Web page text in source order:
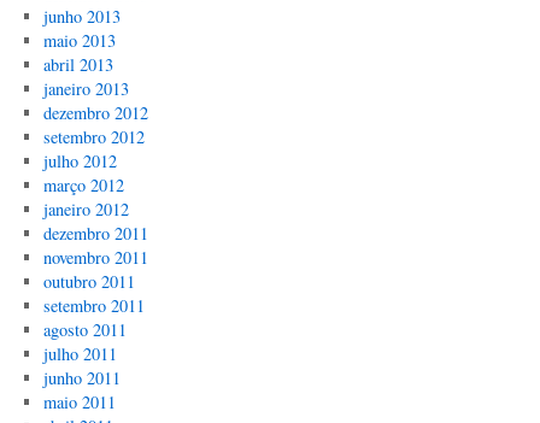
junho 2013
maio 2013
abril 2013
janeiro 2013
dezembro 2012
setembro 2012
julho 2012
março 2012
janeiro 2012
dezembro 2011
novembro 2011
outubro 2011
setembro 2011
agosto 2011
julho 2011
junho 2011
maio 2011